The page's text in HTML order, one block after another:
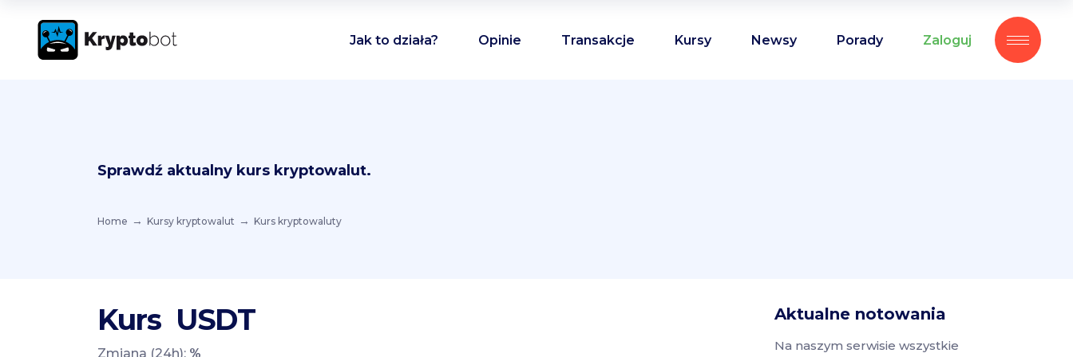
Jak to działa? Opinie Transakcje Kursy Newsy Porady Zaloguj
Sprawdź aktualny kurs kryptowalut.
Home Kursy kryptowalut Kurs kryptowaluty
Kurs USDT
Zmiana (24h): %
Aktualne notowania
Na naszym serwisie wszystkie